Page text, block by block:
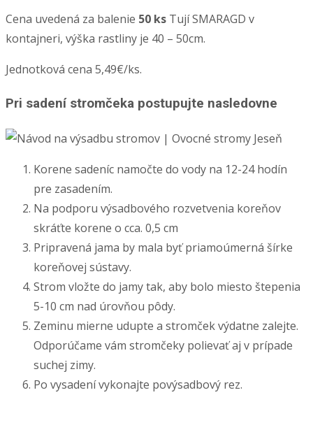
Cena uvedená za balenie 50 ks Tují SMARAGD v
kontajneri, výška rastliny je 40 – 50cm.
Jednotková cena 5,49€/ks.
Pri sadení stromčeka postupujte nasledovne
Korene sadeníc namočte do vody na 12-24 hodín
pre zasadením.
Na podporu výsadbového rozvetvenia koreňov
skráťte korene o cca. 0,5 cm
Pripravená jama by mala byť priamoúmerná šírke
koreňovej sústavy.
Strom vložte do jamy tak, aby bolo miesto štepenia
5-10 cm nad úrovňou pôdy.
Zeminu mierne udupte a stromček výdatne zalejte.
Odporúčame vám stromčeky polievať aj v prípade
suchej zimy.
Po vysadení vykonajte povýsadbový rez.